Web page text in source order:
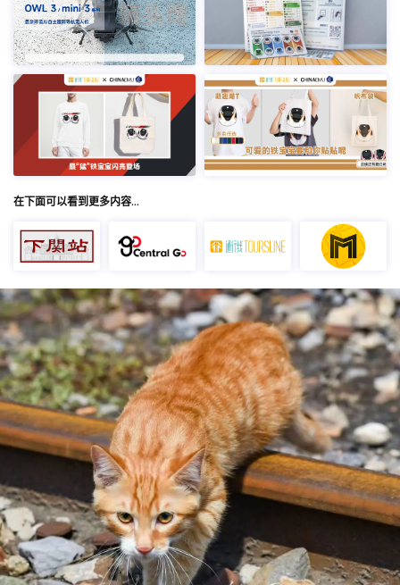
在下面可以看到更多内容…